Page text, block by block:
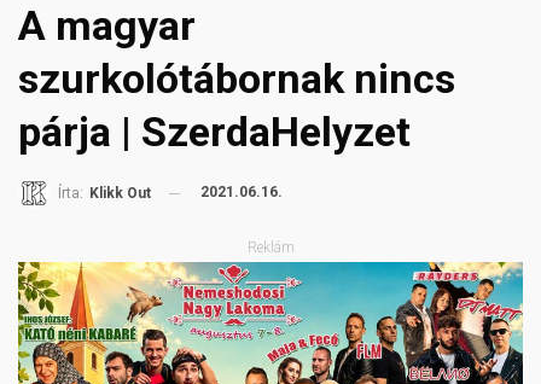
A magyar
szurkolótábornak nincs
párja | SzerdaHelyzet
Írta: Klikk Out 2021.06.16.
Reklám